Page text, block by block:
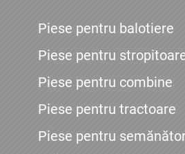
Piese pentru balotiere
Piese pentru
Piese pentru combine
Piese pentru tractoare
Piese pentru